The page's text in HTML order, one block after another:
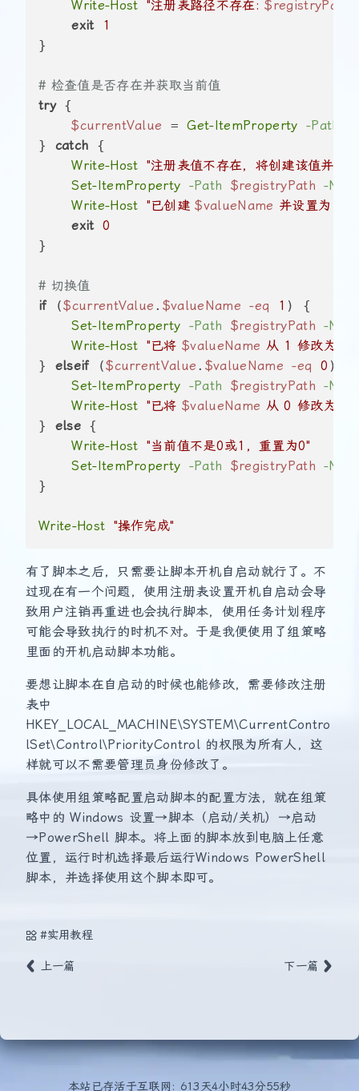
Write-Host "注册表路径不存在: $registryPath
exit
1
}
# 检查值是否存在并获取当前值
try {
$currentValue = Get-ItemProperty -Path
} catch {
Write-Host "注册表值不存在，将创建该值并设
Set-ItemProperty -Path $registryPath -
Write-Host "已创建 $valueName 并设置为 0"
exit 0
}
# 切换值
if ($currentValue . $valueName -eq 1 ) {
Set-ItemProperty -Path $registryPath -
Write-Host "已将 $valueName 从 1 修改为 0"
} elseif ($currentValue . $valueName -eq 0 ) {
Set-ItemProperty -Path $registryPath -
Write-Host "已将 $valueName 从 0 修改为 1"
} else {
Write-Host "当前值不是0或1，重置为0"
Set-ItemProperty -Path $registryPath -
}
Write-Host "操作完成"
有了脚本之后，只需要让脚本开机自启动就行了。不
过现在有一个问题，使用注册表设置开机自启动会导
致用户注销再重进也会执行脚本，使用任务计划程序
可能会导致执行的时机不对。于是我便使用了组策略
里面的开机启动脚本功能。
要想让脚本在自启动的时候也能修改，需要修改注册
表中
HKEY_LOCAL_MACHINE\SYSTEM\CurrentContro
lSet\Control\PriorityControl 的权限为所有人，这
样就可以不需要管理员身份修改了。
具体使用组策略配置启动脚本的配置方法，就在组策
略中的 Windows 设置→脚本（启动/关机）→启动
→PowerShell 脚本。将上面的脚本放到电脑上任意
位置，运行时机选择最后运行Windows PowerShell
脚本，并选择使用这个脚本即可。
#实用教程
上一篇 下一篇
本站已存活于互联网: 613天4小时43分55秒